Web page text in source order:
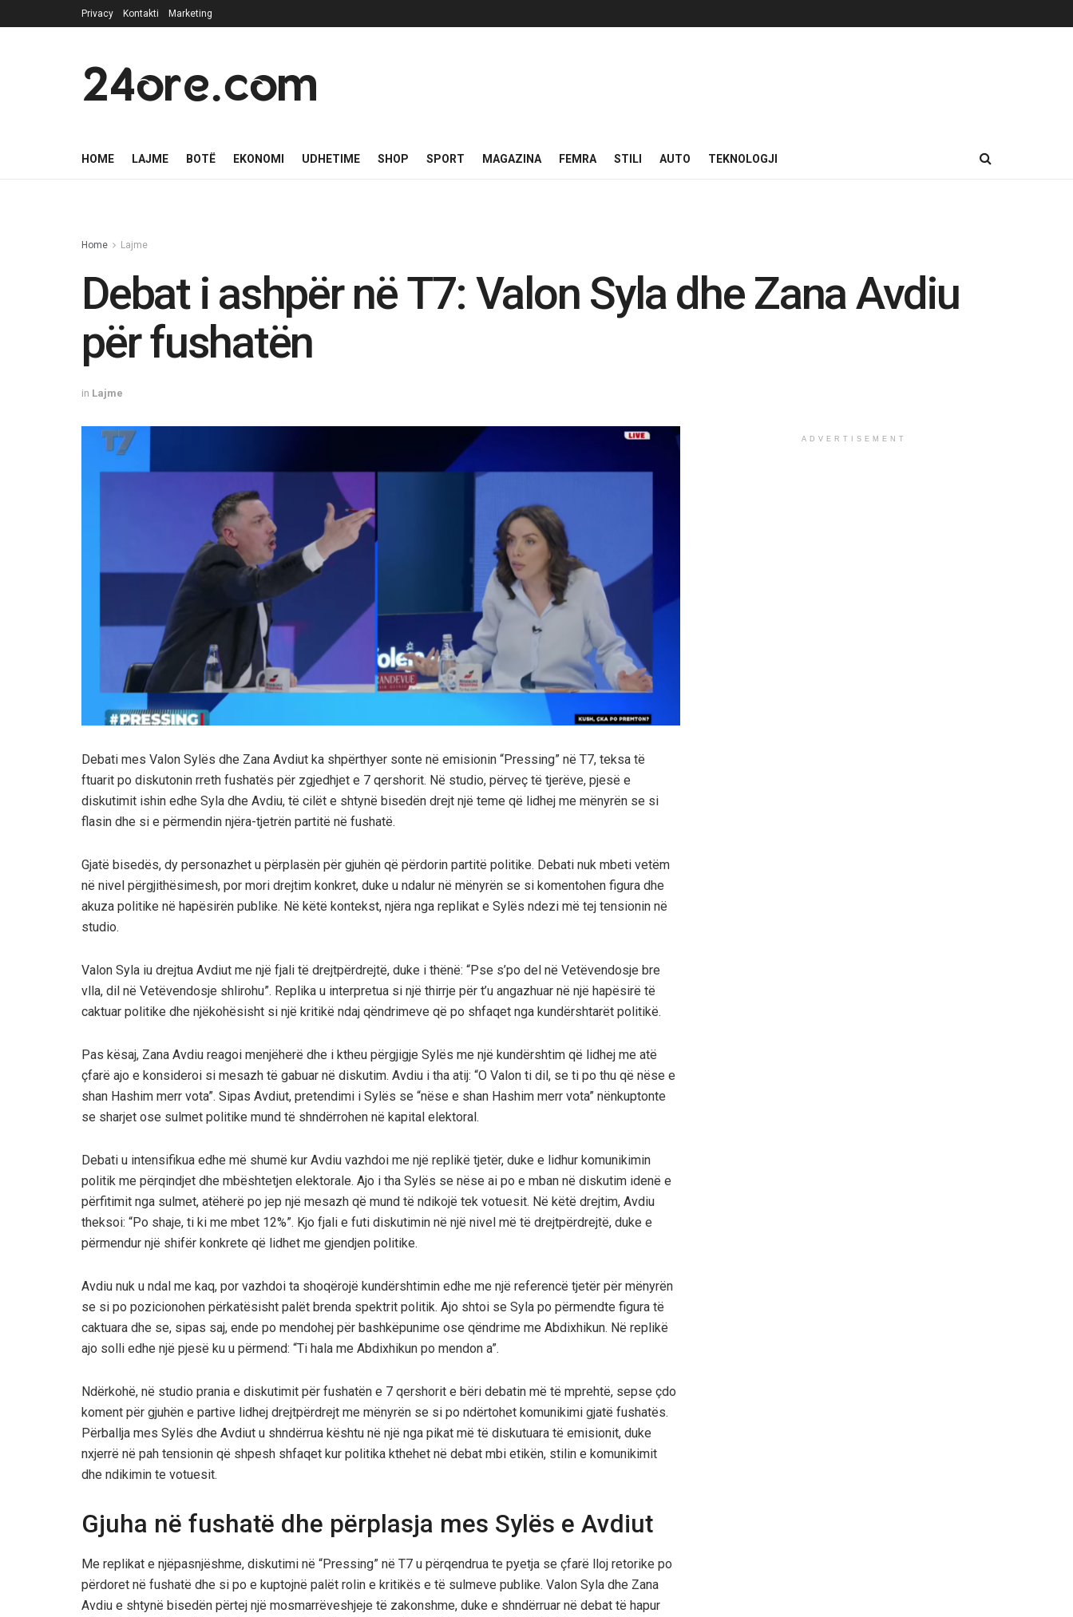
Privacy Kontakti Marketing
24ore.com
HOME LAJME BOTË EKONOMI UDHETIME SHOP SPORT MAGAZINA FEMRA STILI AUTO TEKNOLOGJI
Home Lajme
Debat i ashpër në T7: Valon Syla dhe Zana Avdiu
për fushatën
in Lajme
Debati mes Valon Sylës dhe Zana Avdiut ka shpërthyer sonte në emisionin “Pressing” në T7, teksa të
ftuarit po diskutonin rreth fushatës për zgjedhjet e 7 qershorit. Në studio, përveç të tjerëve, pjesë e
diskutimit ishin edhe Syla dhe Avdiu, të cilët e shtynë bisedën drejt një teme që lidhej me mënyrën se si
flasin dhe si e përmendin njëra-tjetrën partitë në fushatë.
Gjatë bisedës, dy personazhet u përplasën për gjuhën që përdorin partitë politike. Debati nuk mbeti vetëm
në nivel përgjithësimesh, por mori drejtim konkret, duke u ndalur në mënyrën se si komentohen figura dhe
akuza politike në hapësirën publike. Në këtë kontekst, njëra nga replikat e Sylës ndezi më tej tensionin në
studio.
Valon Syla iu drejtua Avdiut me një fjali të drejtpërdrejtë, duke i thënë: “Pse s’po del në Vetëvendosje bre
vlla, dil në Vetëvendosje shlirohu”. Replika u interpretua si një thirrje për t’u angazhuar në një hapësirë të
caktuar politike dhe njëkohësisht si një kritikë ndaj qëndrimeve që po shfaqet nga kundërshtarët politikë.
Pas kësaj, Zana Avdiu reagoi menjëherë dhe i ktheu përgjigje Sylës me një kundërshtim që lidhej me atë
çfarë ajo e konsideroi si mesazh të gabuar në diskutim. Avdiu i tha atij: “O Valon ti dil, se ti po thu që nëse e
shan Hashim merr vota”. Sipas Avdiut, pretendimi i Sylës se “nëse e shan Hashim merr vota” nënkuptonte
se sharjet ose sulmet politike mund të shndërrohen në kapital elektoral.
Debati u intensifikua edhe më shumë kur Avdiu vazhdoi me një replikë tjetër, duke e lidhur komunikimin
politik me përqindjet dhe mbështetjen elektorale. Ajo i tha Sylës se nëse ai po e mban në diskutim idenë e
përfitimit nga sulmet, atëherë po jep një mesazh që mund të ndikojë tek votuesit. Në këtë drejtim, Avdiu
theksoi: “Po shaje, ti ki me mbet 12%”. Kjo fjali e futi diskutimin në një nivel më të drejtpërdrejtë, duke e
përmendur një shifër konkrete që lidhet me gjendjen politike.
Avdiu nuk u ndal me kaq, por vazhdoi ta shoqërojë kundërshtimin edhe me një referencë tjetër për mënyrën
se si po pozicionohen përkatësisht palët brenda spektrit politik. Ajo shtoi se Syla po përmendte figura të
caktuara dhe se, sipas saj, ende po mendohej për bashkëpunime ose qëndrime me Abdixhikun. Në replikë
ajo solli edhe një pjesë ku u përmend: “Ti hala me Abdixhikun po mendon a”.
Ndërkohë, në studio prania e diskutimit për fushatën e 7 qershorit e bëri debatin më të mprehtë, sepse çdo
koment për gjuhën e partive lidhej drejtpërdrejt me mënyrën se si po ndërtohet komunikimi gjatë fushatës.
Përballja mes Sylës dhe Avdiut u shndërrua kështu në një nga pikat më të diskutuara të emisionit, duke
nxjerrë në pah tensionin që shpesh shfaqet kur politika kthehet në debat mbi etikën, stilin e komunikimit
dhe ndikimin te votuesit.
Gjuha në fushatë dhe përplasja mes Sylës e Avdiut
Me replikat e njëpasnjëshme, diskutimi në “Pressing” në T7 u përqendrua te pyetja se çfarë lloj retorike po
përdoret në fushatë dhe si po e kuptojnë palët rolin e kritikës e të sulmeve publike. Valon Syla dhe Zana
Avdiu e shtynë bisedën përtej një mosmarrëveshjeje të zakonshme, duke e shndërruar në debat të hapur
ADVERTISEMENT